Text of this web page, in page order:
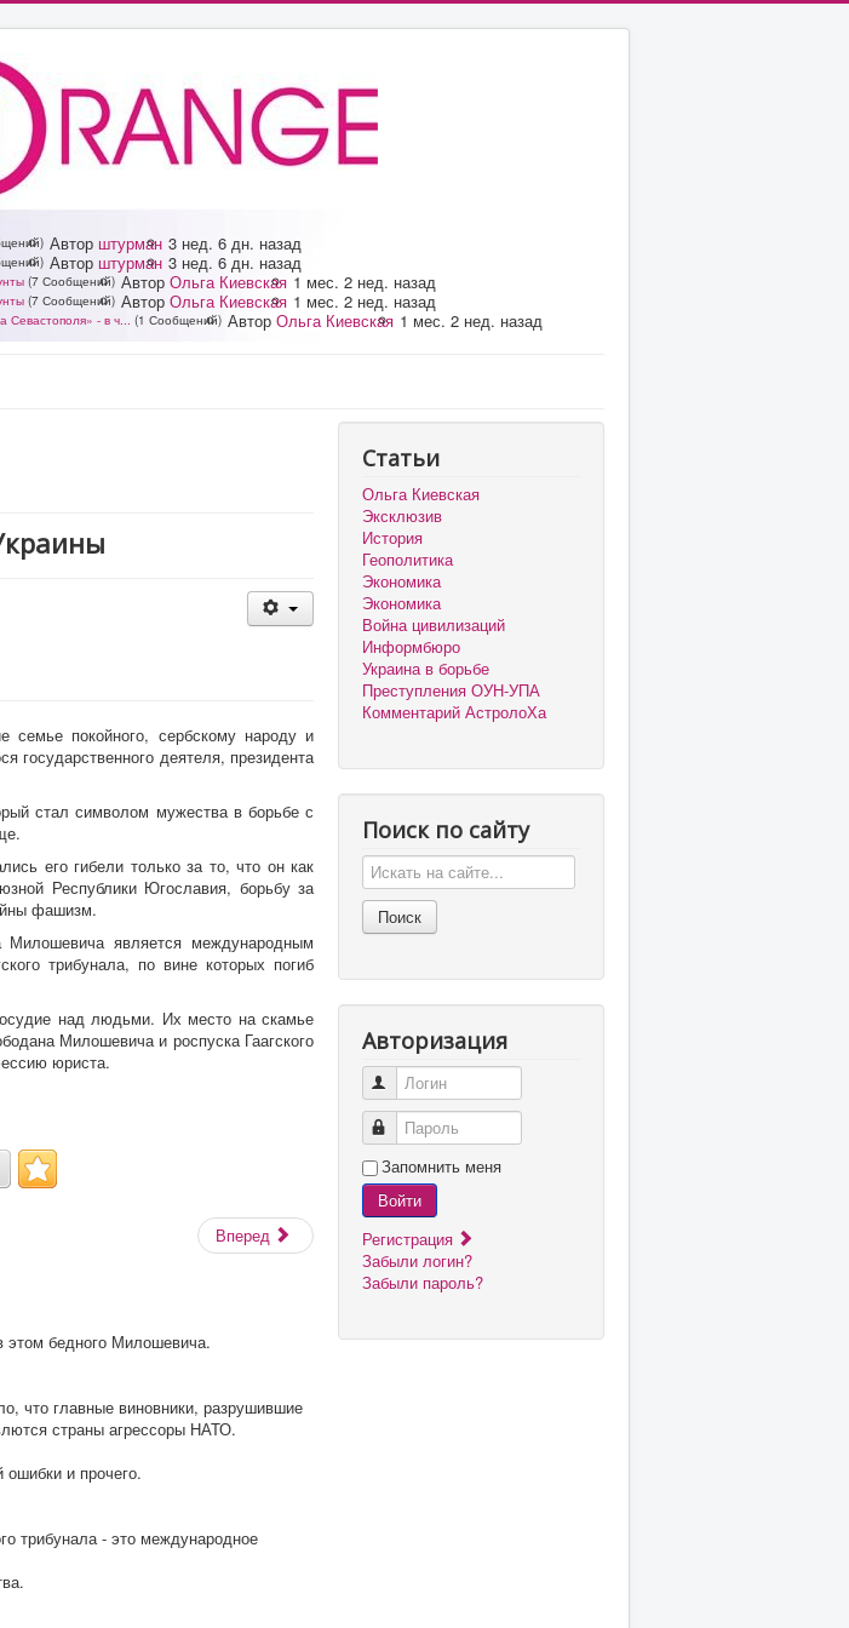
Автор штурман 3 нед. 6 дн. назад
Автор штурман 3 нед. 6 дн. назад
(7 Сообщений) Автор Ольга Киевская 1 мес. 2 нед. назад
(7 Сообщений) Автор Ольга Киевская 1 мес. 2 нед. назад
- в ч... (1 Сообщений) Автор Ольга Киевская 1 мес. 2 нед. назад
семье покойного, сербскому народу и
деятеля, президента
стал символом мужества в борьбе с
его гибели только за то, что он как
Республики Югославия, борьбу за
фашизм.
Милошевича является международным
трибунала, по вине которых погиб
над людьми. Их место на скамье
Милошевича и роспуска Гаагского
юриста.
Вперед
этом бедного Милошевича.
что главные виновники, разрушившие
страны агрессоры НАТО.
и прочего.
трибунала - это международное
Статьи
Ольга Киевская
Эксклюзив
История
Геополитика
Экономика
Экономика
Война цивилизаций
Информбюро
Украина в борьбе
Преступления ОУН-УПА
Комментарий АстролоХа
Поиск по сайту
Авторизация
Логин
Пароль
Запомнить меня
Войти
Регистрация
Забыли логин?
Забыли пароль?